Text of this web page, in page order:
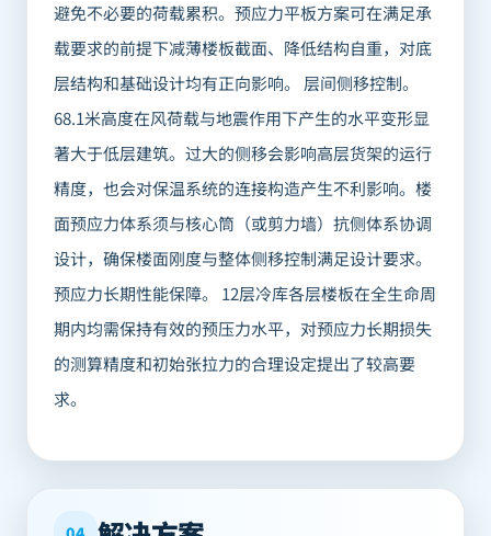
避免不必要的荷载累积。预应力平板方案可在满足承
载要求的前提下减薄楼板截面、降低结构自重，对底
层结构和基础设计均有正向影响。 层间侧移控制。
68.1米高度在风荷载与地震作用下产生的水平变形显
著大于低层建筑。过大的侧移会影响高层货架的运行
精度，也会对保温系统的连接构造产生不利影响。楼
面预应力体系须与核心筒（或剪力墙）抗侧体系协调
设计，确保楼面刚度与整体侧移控制满足设计要求。
预应力长期性能保障。 12层冷库各层楼板在全生命周
期内均需保持有效的预压力水平，对预应力长期损失
的测算精度和初始张拉力的合理设定提出了较高要
求。